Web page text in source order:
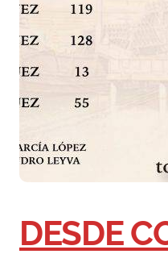
DESDE